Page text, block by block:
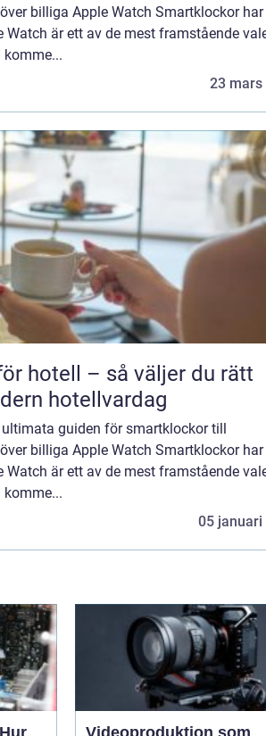
billiga Apple Watch Smartklockor
är ett av de mest framstående
23 mars
väljer du rätt
hotellvardag
guiden för smartklockor till
billiga Apple Watch Smartklockor
är ett av de mest framstående
05 januari
Videoproduktion som